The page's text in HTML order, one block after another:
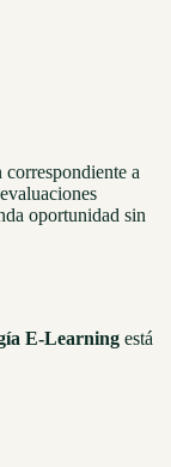
a
oportunidad sin
E-Learning está